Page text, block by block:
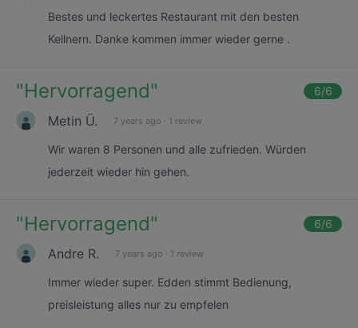
Bestes und leckertes Restaurant mit den besten
Kellnern. Danke kommen immer wieder gerne .
"Hervorragend" 6/6
Metin Ü. 7 years ago · 1 review
Wir waren 8 Personen und alle zufrieden. Würden
jederzeit wieder hin gehen.
"Hervorragend" 6/6
Andre R. 7 years ago · 1 review
Immer wieder super. Edden stimmt Bedienung,
preisleistung alles nur zu empfelen